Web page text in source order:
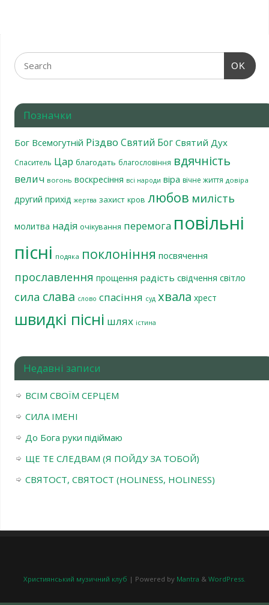
OK
Позначки
Бог Всемогутній Різдво Святий Бог Святий Дух
Спаситель Цар благодать благословіння вдячність
велич вогонь воскресіння всі народи віра вічне життя довіра
другий прихід жертва захист кров любов милість
молитва надія очікування перемога повільні
пісні подяка поклоніння посвячення
прославлення прощення радість свідчення світло
сила слава слово спасіння суд хвала хрест
швидкі пісні шлях істина
Недавні записи
ВСІМ СВОЇМ СЕРЦЕМ
СИЛА ІМЕНІ
До Бога руки підіймаю
ЩЕ ТЕ СЛЕДВАМ (Я ПОЙДУ ЗА ТОБОЙ)
СВЯТОСТ, СВЯТОСТ (HOLINESS, HOLINESS)
Християнський музичний клуб | Powered by Mantra & WordPress.